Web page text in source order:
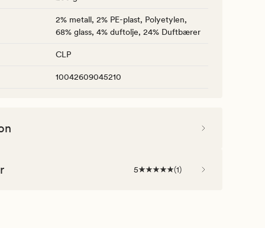
2% metall, 2% PE-plast, Polyetylen,
68% glass, 4% duftolje, 24% Duftbærer
CLP
10042609045210
5 (1)